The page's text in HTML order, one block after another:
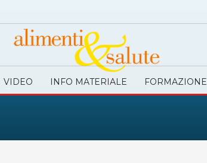
VIDEO INFO MATERIALE FORMAZIONE